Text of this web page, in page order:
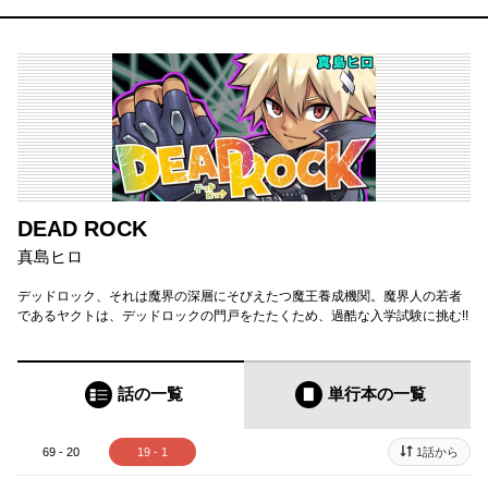
DEAD ROCK
真島ヒロ
デッドロック、それは魔界の深層にそびえたつ魔王養成機関。魔界人の若者
であるヤクトは、デッドロックの門戸をたたくため、過酷な入学試験に挑む!!
話の一覧 単行本の一覧
69 - 20 19 - 1 1話から